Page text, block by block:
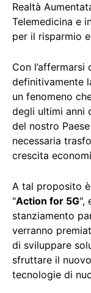
Realtà
Telemedicina e
per il risparmio
Con
definitivamente
un fenomeno
degli ultimi anni
del nostro
necessaria
crescita
A tal proposito
"Action for 5G",
stanziamento
verranno
di sviluppare
sfruttare il
tecnologie di